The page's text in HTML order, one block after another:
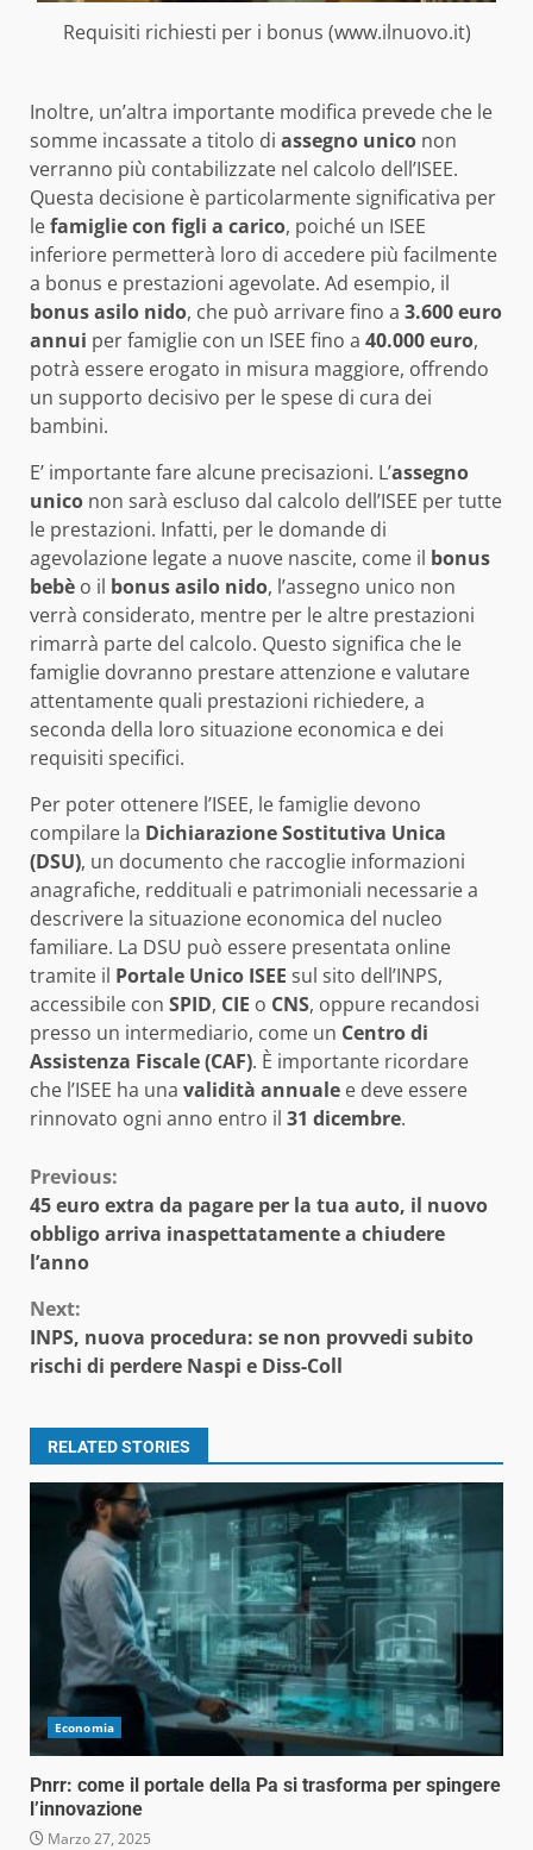
Requisiti richiesti per i bonus (www.ilnuovo.it)
Inoltre, un’altra importante modifica prevede che le
somme incassate a titolo di assegno unico non
verranno più contabilizzate nel calcolo dell’ISEE.
Questa decisione è particolarmente significativa per
lefamiglie con figli a carico, poiché un ISEE
inferiore permetterà loro di accedere più facilmente
a bonus e prestazioni agevolate. Ad esempio, il
bonus asilo nido, che può arrivare fino a 3.600 euro
annui per famiglie con un ISEE fino a 40.000 euro,
potrà essere erogato in misura maggiore, offrendo
un supporto decisivo per le spese di cura dei
bambini.
E’ importante fare alcune precisazioni. L’assegno
unico non sarà escluso dal calcolo dell’ISEE per tutte
le prestazioni. Infatti, per le domande di
agevolazione legate a nuove nascite, come il bonus
bebè o il bonus asilo nido, l’assegno unico non
verrà considerato, mentre per le altre prestazioni
rimarrà parte del calcolo. Questo significa che le
famiglie dovranno prestare attenzione e valutare
attentamente quali prestazioni richiedere, a
seconda della loro situazione economica e dei
requisiti specifici.
Per poter ottenere l’ISEE, le famiglie devono
compilare la Dichiarazione Sostitutiva Unica
(DSU), un documento che raccoglie informazioni
anagrafiche, reddituali e patrimoniali necessarie a
descrivere la situazione economica del nucleo
familiare. La DSU può essere presentata online
tramite il Portale Unico ISEE sul sito dell’INPS,
accessibile con SPID, CIE o CNS, oppure recandosi
presso un intermediario, come un Centro di
Assistenza Fiscale (CAF). È importante ricordare
che l’ISEE ha una validità annuale e deve essere
rinnovato ogni anno entro il 31 dicembre.
Continue
Reading
Previous:
45 euro extra da pagare per la tua auto, il nuovo
obbligo arriva inaspettatamente a chiudere
l’anno
Next:
INPS, nuova procedura: se non provvedi subito
rischi di perdere Naspi e Diss-Coll
RELATED STORIES
Economia
Pnrr: come il portale della Pa si trasforma per spingere
l’innovazione
Marzo 27, 2025